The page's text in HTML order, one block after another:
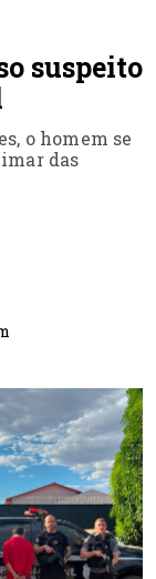
suspeito
o homem se
das